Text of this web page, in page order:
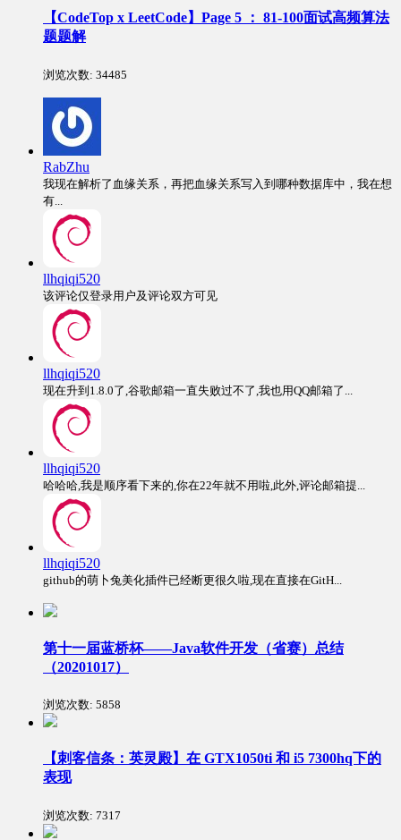
【CodeTop x LeetCode】Page 5 ： 81-100面试高频算法
题题解
浏览次数: 34485
RabZhu
我现在解析了血缘关系，再把血缘关系写入到哪种数据库中，我在想
有...
llhqiqi520
该评论仅登录用户及评论双方可见
llhqiqi520
现在升到1.8.0了,谷歌邮箱一直失败过不了,我也用QQ邮箱了...
llhqiqi520
哈哈哈,我是顺序看下来的,你在22年就不用啦,此外,评论邮箱提...
llhqiqi520
github的萌卜兔美化插件已经断更很久啦,现在直接在GitH...
第十一届蓝桥杯——Java软件开发（省赛）总结
（20201017）
浏览次数: 5858
【刺客信条：英灵殿】在 GTX1050ti 和 i5 7300hq下的
表现
浏览次数: 7317